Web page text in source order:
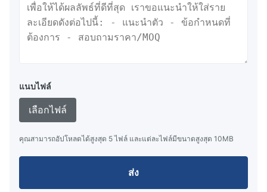
แนบไฟล์
เลือกไฟล์
คุณสามารถอัปโหลดได้สูงสุด 5 ไฟล์ และแต่ละไฟล์มีขนาดสูงสุด 10MB
ส่ง